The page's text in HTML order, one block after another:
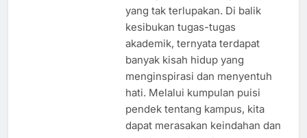
yang tak terlupakan. Di balik
kesibukan tugas-tugas
akademik, ternyata terdapat
banyak kisah hidup yang
menginspirasi dan menyentuh
hati. Melalui kumpulan puisi
pendek tentang kampus, kita
dapat merasakan keindahan dan